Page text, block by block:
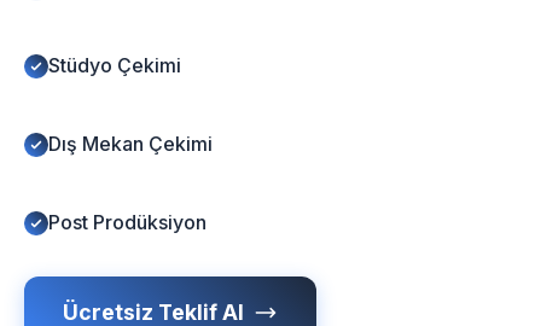
Stüdyo Çekimi
Dış Mekan Çekimi
Post Prodüksiyon
Ücretsiz Teklif Al